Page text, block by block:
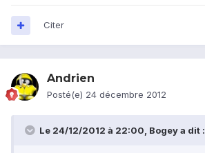
Citer
Andrien
Posté(e) 24 décembre 2012
Le 24/12/2012 à 22:00, Bogey a dit :